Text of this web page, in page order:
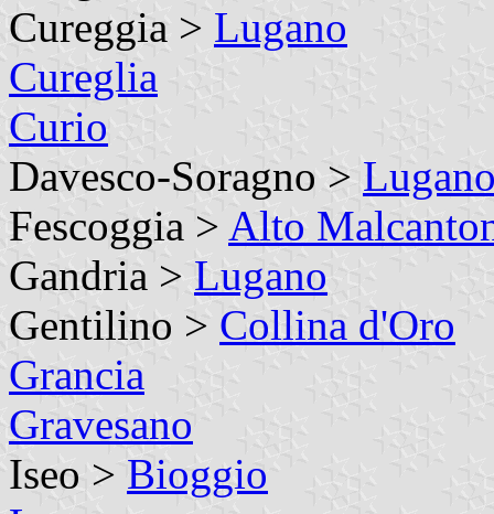
Cureggia > Lugano
Cureglia
Curio
Davesco-Soragno >
Fescoggia > Alto
Gandria > Lugano
Gentilino > Collina d'Oro
Grancia
Gravesano
Iseo > Bioggio